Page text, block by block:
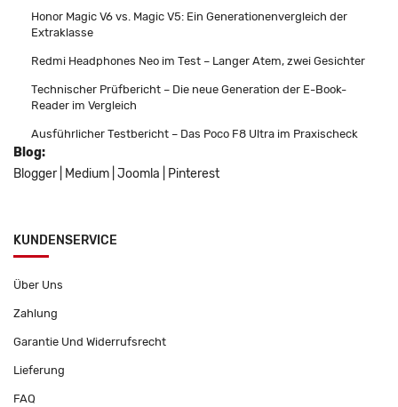
Honor Magic V6 vs. Magic V5: Ein Generationenvergleich der
Extraklasse
Redmi Headphones Neo im Test – Langer Atem, zwei Gesichter
Technischer Prüfbericht – Die neue Generation der E-Book-
Reader im Vergleich
Ausführlicher Testbericht – Das Poco F8 Ultra im Praxischeck
Blog:
Blogger
Medium Joomla Pinterest
KUNDENSERVICE
Über Uns
Zahlung
Garantie Und Widerrufsrecht
Lieferung
FAQ